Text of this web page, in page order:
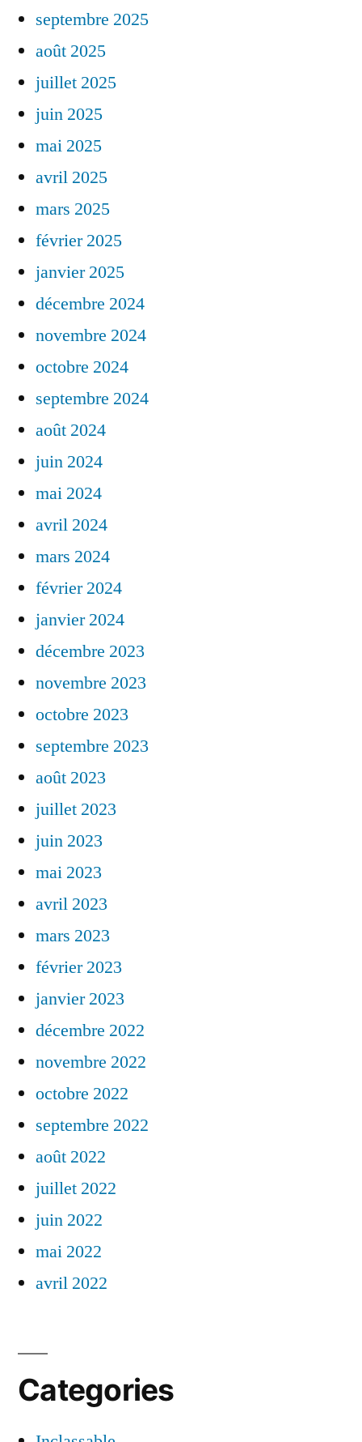
septembre 2025
août 2025
juillet 2025
juin 2025
mai 2025
avril 2025
mars 2025
février 2025
janvier 2025
décembre 2024
novembre 2024
octobre 2024
septembre 2024
août 2024
juin 2024
mai 2024
avril 2024
mars 2024
février 2024
janvier 2024
décembre 2023
novembre 2023
octobre 2023
septembre 2023
août 2023
juillet 2023
juin 2023
mai 2023
avril 2023
mars 2023
février 2023
janvier 2023
décembre 2022
novembre 2022
octobre 2022
septembre 2022
août 2022
juillet 2022
juin 2022
mai 2022
avril 2022
Categories